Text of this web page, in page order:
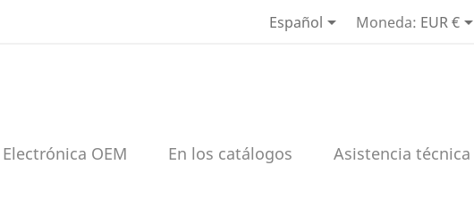
Español Moneda: EUR €
Electrónica OEM En los catálogos Asistencia técnica